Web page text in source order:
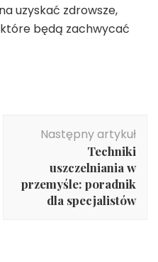
uzyskać zdrowsze,
które będą zachwycać
Następny artykuł
Techniki
uszczelniania w
przemyśle: poradnik
dla specjalistów